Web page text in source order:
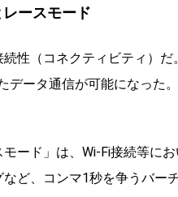
ースモード
性（コネクティビティ）だ
データ通信が可能になった
ード」は、Wi-Fi接続等に
ど、コンマ1秒を争うバー